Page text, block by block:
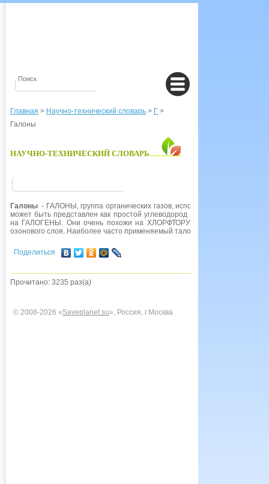
Главная > Научно-технический словарь > Г >
Галоны
НАУЧНО-ТЕХНИЧЕСКИЙ СЛОВАРЬ
Галоны - ГАЛОНЫ, группа органических газов, используемых в
может быть представлен как простой углеводород (МЕТАН или ЭТАН),
на ГАЛОГЕНЫ. Они очень похожи на ХЛОРФТОРУГЛЕРОДЫ, но почти в
озонового слоя. Наиболее часто применяемый талон - трифторбромме-
Поделиться
Прочитано: 3235 раз(а)
© 2008-2026 «Saveplanet.su», Россия, г.Москва